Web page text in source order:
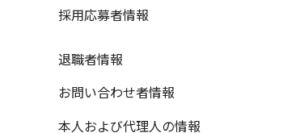
採用応募者情報
退職者情報
お問い合わせ者情報
本人および代理人の情報